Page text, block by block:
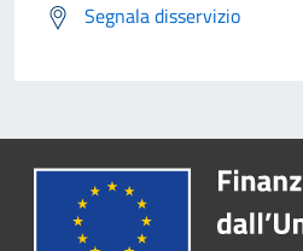
Segnala disservizio